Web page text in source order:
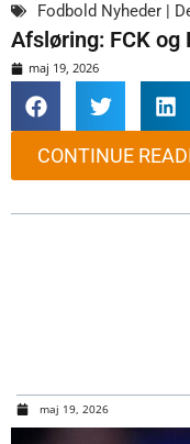
Fodbold Nyheder |
Afsløring: FCK og
maj 19, 2026
CONTINUE
maj 19, 2026